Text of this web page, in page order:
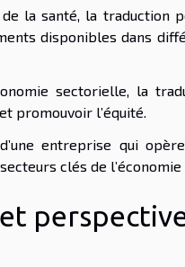
la santé, la traduction
disponibles dans
sectorielle, la
promouvoir l’équité.
entreprise qui
clés de l’économie